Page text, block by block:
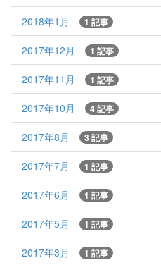
2018年1月 1 記事
2017年12月 1 記事
2017年11月 1 記事
2017年10月 4 記事
2017年8月 3 記事
2017年7月 1 記事
2017年6月 1 記事
2017年5月 1 記事
2017年3月 1 記事